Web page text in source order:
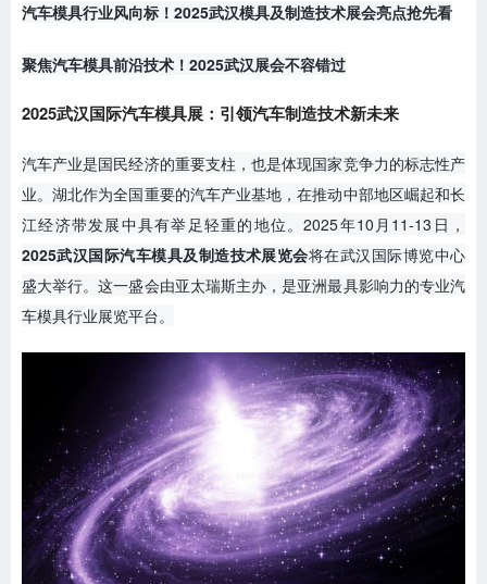
汽车模具行业风向标！2025武汉模具及制造技术展会亮点抢先看
聚焦汽车模具前沿技术！2025武汉展会不容错过
2025武汉国际汽车模具展：引领汽车制造技术新未来
汽车产业是国民经济的重要支柱，也是体现国家竞争力的标志性产
业。湖北作为全国重要的汽车产业基地，在推动中部地区崛起和长
江经济带发展中具有举足轻重的地位。2025年10月11-13日，
2025武汉国际汽车模具及制造技术展览会将在武汉国际博览中心
盛大举行。这一盛会由亚太瑞斯主办，是亚洲最具影响力的专业汽
车模具行业展览平台。